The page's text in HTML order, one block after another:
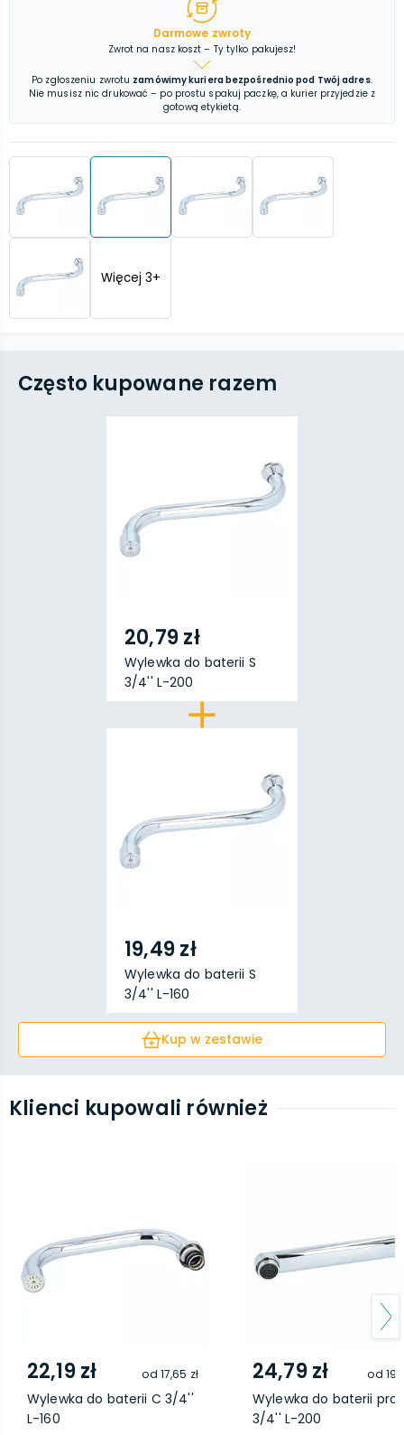
Darmowe zwroty
Zwrot na nasz koszt – Ty tylko pakujesz!
Po zgłoszeniu zwrotu zamówimy kuriera bezpośrednio pod Twój adres.
Nie musisz nic drukować – po prostu spakuj paczkę, a kurier przyjedzie z
gotową etykietą.
Więcej 3+
Często kupowane razem
20,79 zł
Wylewka do baterii S
3/4'' L-200
19,49 zł
Wylewka do baterii S
3/4'' L-160
Kup w zestawie
Klienci kupowali również
22,19 zł od 17,65 zł
Wylewka do baterii C 3/4''
L-160
24,79 zł od
Wylewka do baterii
3/4'' L-200